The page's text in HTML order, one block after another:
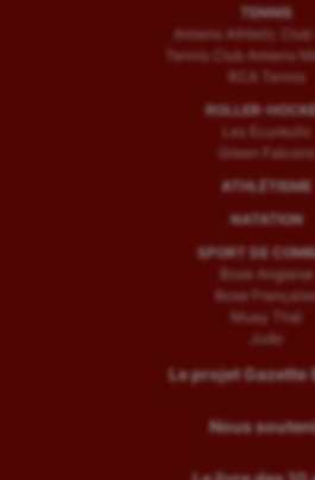
TENNIS
Amiens Athletic Club
Tennis Club Amiens
RCA Tennis
ROLLER-
Les Ecureuils
Green Falcons
ATHLÉTISME
NATATION
SPORT DE
Boxe Anglaise
Boxe Française
Muay Thaï
Judo
Le projet Gazette
Nous